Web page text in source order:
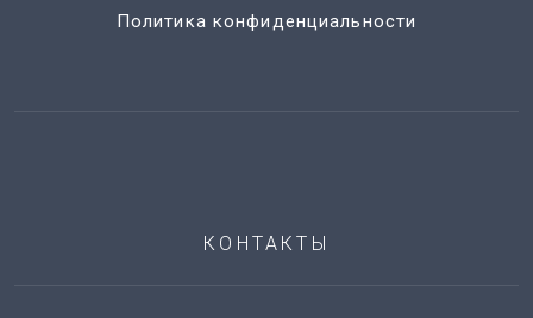
Политика конфиденциальности
КОНТАКТЫ